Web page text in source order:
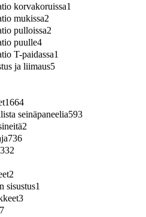
korvakoruissa1
mukissa2
pulloissa2
puulle4
T-paidassa1
ja liimaus5
1664
seinäpaneelia593
2
736
332
2
sisustus1
3
7